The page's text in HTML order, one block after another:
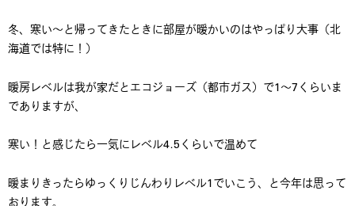
冬、寒い～と帰ってきたときに部屋が暖かいのはやっぱり大事（北
海道では特に！）
暖房レベルは我が家だとエコジョーズ（都市ガス）で1～7くらいま
でありますが、
寒い！と感じたら一気にレベル4.5くらいで温めて
暖まりきったらゆっくりじんわりレベル1でいこう、と今年は思って
おります。